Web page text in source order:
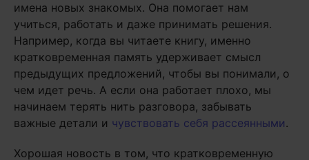
имена новых знакомых. Она помогает нам
учиться, работать и даже принимать решения.
Например, когда вы читаете книгу, именно
кратковременная память удерживает смысл
предыдущих предложений, чтобы вы понимали, о
чем идет речь. А если она работает плохо, мы
начинаем терять нить разговора, забывать
важные детали и чувствовать себя рассеянными.
Хорошая новость в том, что кратковременную